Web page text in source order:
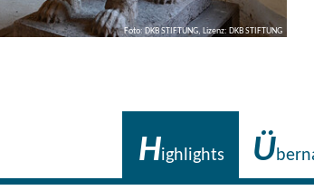
Foto: DKB STIFTUNG, Lizenz: DKB STIFTUNG
Highlights Ü